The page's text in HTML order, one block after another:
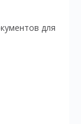
для